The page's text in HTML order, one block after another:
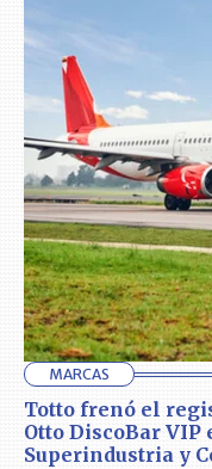
MARCAS
Totto frenó el
Otto DiscoBar VIP
Superindustria y